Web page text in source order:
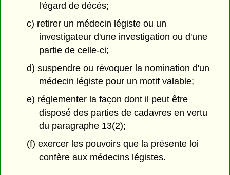
l'égard de décès;
c) retirer un médecin légiste ou un
investigateur d'une investigation ou d'une
partie de celle-ci;
d) suspendre ou révoquer la nomination d'un
médecin légiste pour un motif valable;
e) réglementer la façon dont il peut être
disposé des parties de cadavres en vertu
du paragraphe 13(2);
(f) exercer les pouvoirs que la présente loi
confère aux médecins légistes.